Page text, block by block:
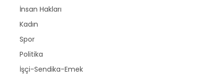
İnsan Hakları
Kadın
Spor
Politika
İşçi-Sendika-Emek